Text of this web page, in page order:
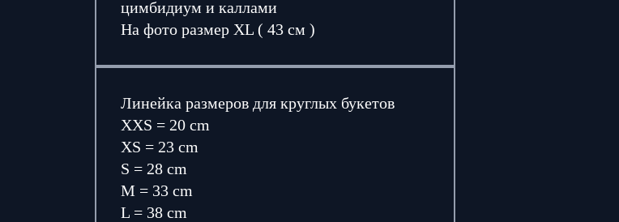
цимбидиум и каллами
На фото размер XL ( 43 см )
Линейка размеров для круглых букетов
XXS = 20 cm
XS = 23 cm
S = 28 cm
M = 33 cm
L = 38 cm